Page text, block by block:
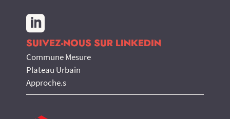

SUIVEZ-NOUS SUR LINKEDIN
Commune Mesure
Plateau Urbain
Approche.s